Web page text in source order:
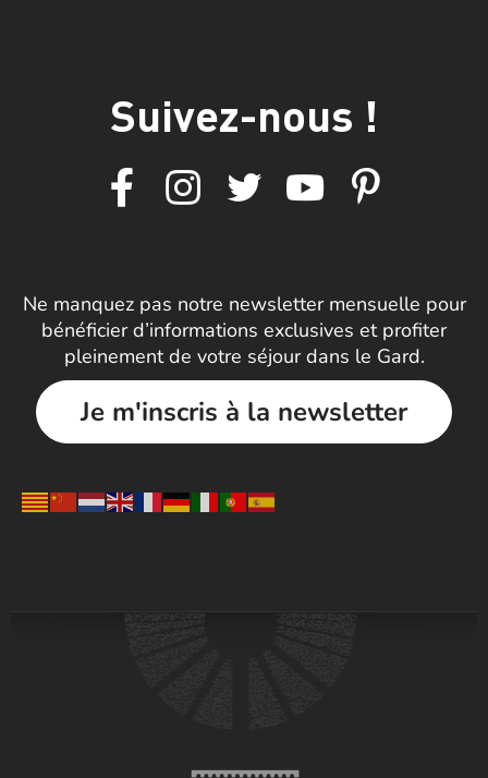
Suivez-nous !
Ne manquez pas notre newsletter mensuelle pour
bénéficier d’informations exclusives et profiter
pleinement de votre séjour dans le Gard.
Je m'inscris à la newsletter